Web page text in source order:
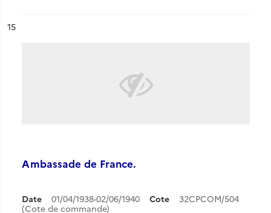
n°
15
Ambassade de France.
Date 01/04/1938-02/06/1940 Cote
32CPCOM/504
(Cote de commande)